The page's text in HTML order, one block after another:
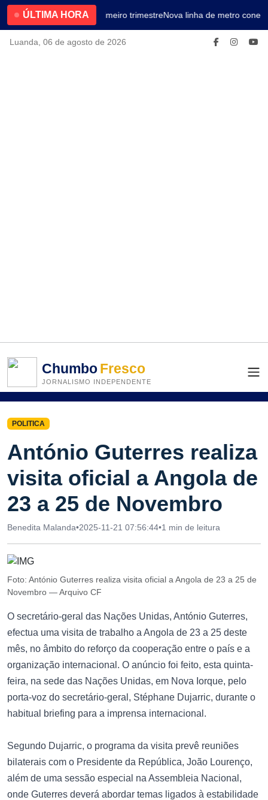
ÚLTIMA HORA4.2% no primeiro trimestreNova linha de metro
Luanda, 06 de agosto de 2026
ChumboFresco
JORNALISMO INDEPENDENTE
POLITICA
António Guterres realiza
visita oficial a Angola de
23 a 25 de Novembro
Benedita Malanda•2025-11-21 07:56:44•1 min de leitura
Foto: António Guterres realiza visita oficial a Angola de 23 a 25 de
Novembro — Arquivo CF
O secretário-geral das Nações Unidas, António Guterres,
efectua uma visita de trabalho a Angola de 23 a 25 deste
mês, no âmbito do reforço da cooperação entre o país e a
organização internacional. O anúncio foi feito, esta quinta-
feira, na sede das Nações Unidas, em Nova Iorque, pelo
porta-voz do secretário-geral, Stéphane Dujarric, durante o
habitual briefing para a imprensa internacional.
Segundo Dujarric, o programa da visita prevê reuniões
bilaterais com o Presidente da República, João Lourenço,
além de uma sessão especial na Assembleia Nacional,
onde Guterres deverá abordar temas ligados à estabilidade